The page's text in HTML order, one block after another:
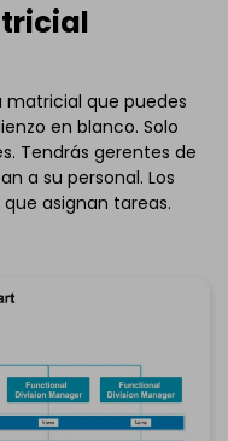
matricial que puedes
en blanco. Solo
Tendrás gerentes de
a su personal. Los
asignan tareas.